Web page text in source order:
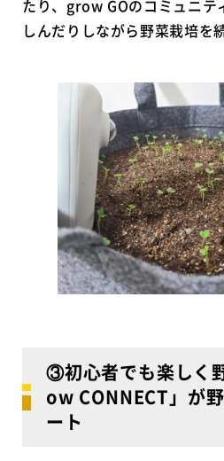
たり、grow GOのコミュニテ
しんだりしながら野菜栽培を
③初心者でも楽しく
ow CONNECT」が
ート